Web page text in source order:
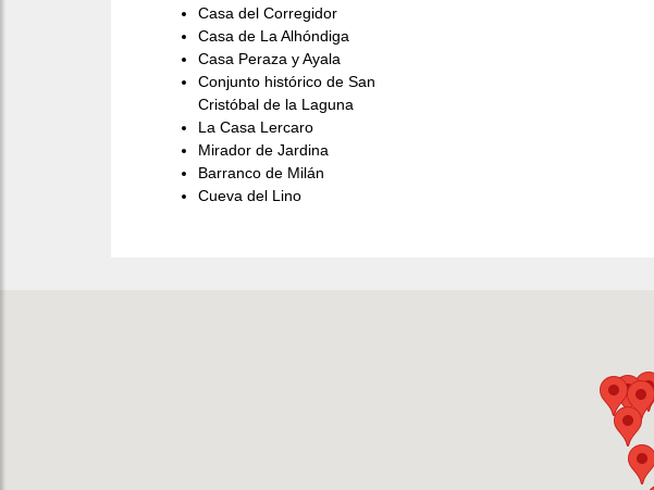
Casa del Corregidor
Casa de La Alhóndiga
Casa Peraza y Ayala
Conjunto histórico de San
Cristóbal de la Laguna
La Casa Lercaro
Mirador de Jardina
Barranco de Milán
Cueva del Lino